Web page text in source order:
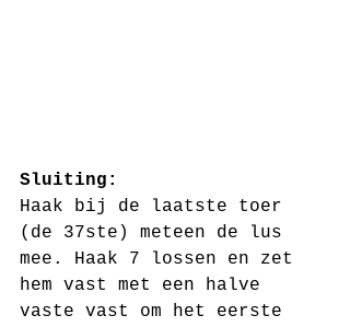
Sluiting:
Haak bij de laatste toer
(de 37ste) meteen de lus
mee. Haak 7 lossen en zet
hem vast met een halve
vaste vast om het eerste